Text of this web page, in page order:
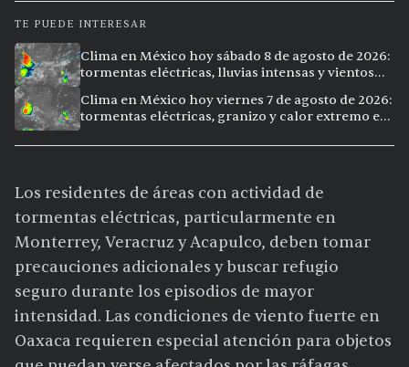
TE PUEDE INTERESAR
Clima en México hoy sábado 8 de agosto de 2026:
tormentas eléctricas, lluvias intensas y vientos
Clima en México hoy viernes 7 de agosto de 2026:
tormentas eléctricas, granizo y calor extremo en
Los residentes de áreas con actividad de
tormentas eléctricas, particularmente en
Monterrey, Veracruz y Acapulco, deben tomar
precauciones adicionales y buscar refugio
seguro durante los episodios de mayor
intensidad. Las condiciones de viento fuerte en
Oaxaca requieren especial atención para objetos